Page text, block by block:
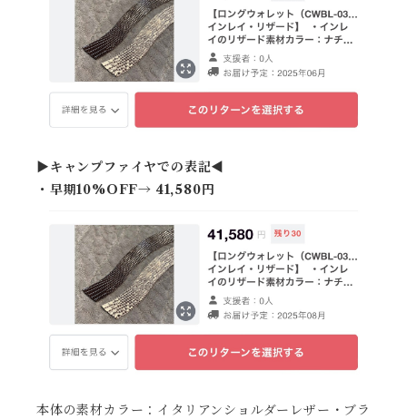
▶︎キャンプファイヤでの表記◀︎
・早期10%OFF→ 41,580円
本体の素材カラー：イタリアンショルダーレザー・ブラ